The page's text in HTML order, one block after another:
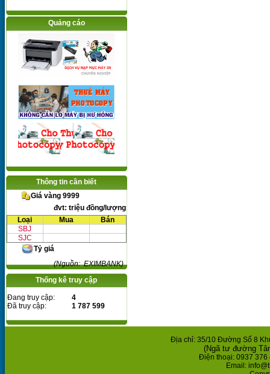
Quảng cáo
Thông tin cần biết
Giá vàng 9999
đvt: triệu đồng/lượng
Loại
Mua
Bán
SBJ
SJC
Tỷ giá
(Nguồn: EXIMBANK)
Thống kê truy cập
Đang truy cập:
4
Đã truy cập:
1 787 599
Địa chỉ: 35/10 Đường Số 8
(Ngã tư đường
Điện thoại: 0937 376
Email: